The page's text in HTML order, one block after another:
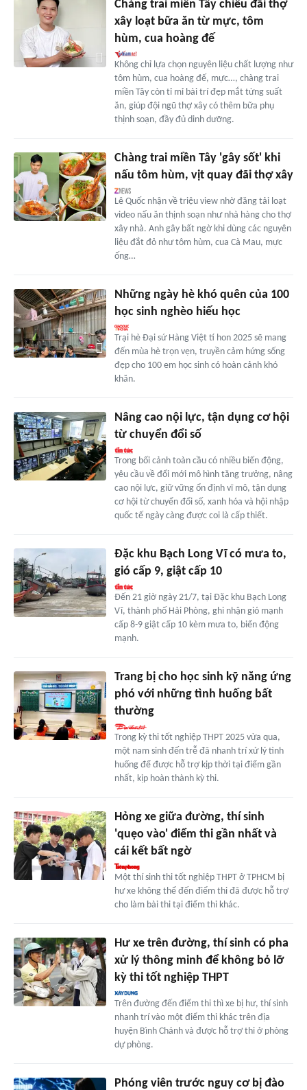
Chàng trai miền Tây chiêu đãi thợ
xây loạt bữa ăn từ mực, tôm
hùm, cua hoàng đế
Không chỉ lựa chọn nguyên liệu chất lượng như
tôm hùm, cua hoàng đế, mực…, chàng trai
miền Tây còn tỉ mỉ bài trí đẹp mắt từng suất
ăn, giúp đội ngũ thợ xây có thêm bữa phụ
thịnh soạn, đầy đủ dinh dưỡng.
Chàng trai miền Tây 'gây sốt' khi
nấu tôm hùm, vịt quay đãi thợ xây
Lê Quốc nhận về triệu view nhờ đăng tải loạt
video nấu ăn thịnh soạn như nhà hàng cho thợ
xây nhà. Anh gây bất ngờ khi dùng các nguyên
liệu đắt đỏ như tôm hùm, cua Cà Mau, mực
ống…
Những ngày hè khó quên của 100
học sinh nghèo hiếu học
Trại hè Đại sứ Hàng Việt tí hon 2025 sẽ mang
đến mùa hè trọn vẹn, truyền cảm hứng sống
đẹp cho 100 em học sinh có hoàn cảnh khó
khăn.
Nâng cao nội lực, tận dụng cơ hội
từ chuyển đổi số
Trong bối cảnh toàn cầu có nhiều biến động,
yêu cầu về đổi mới mô hình tăng trưởng, nâng
cao nội lực, giữ vững ổn định vĩ mô, tận dụng
cơ hội từ chuyển đổi số, xanh hóa và hội nhập
quốc tế ngày càng được coi là cấp thiết.
Đặc khu Bạch Long Vĩ có mưa to,
gió cấp 9, giật cấp 10
Đến 21 giờ ngày 21/7, tại Đặc khu Bạch Long
Vĩ, thành phố Hải Phòng, ghi nhận gió mạnh
cấp 8-9 giật cấp 10 kèm mưa to, biển động
mạnh.
Trang bị cho học sinh kỹ năng ứng
phó với những tình huống bất
thường
Trong kỳ thi tốt nghiệp THPT 2025 vừa qua,
một nam sinh đến trễ đã nhanh trí xử lý tình
huống để được hỗ trợ kịp thời tại điểm gần
nhất, kịp hoàn thành kỳ thi.
Hỏng xe giữa đường, thí sinh
'quẹo vào' điểm thi gần nhất và
cái kết bất ngờ
Một thí sinh thi tốt nghiệp THPT ở TPHCM bị
hư xe không thể đến điểm thi đã được hỗ trợ
cho làm bài thi tại điểm thi khác.
Hư xe trên đường, thí sinh có pha
xử lý thông minh để không bỏ lỡ
kỳ thi tốt nghiệp THPT
Trên đường đến điểm thi thì xe bị hư, thí sinh
nhanh trí vào một điểm thi khác trên địa
huyện Bình Chánh và được hỗ trợ thi ở phòng
dự phòng.
Phóng viên trước nguy cơ bị đào